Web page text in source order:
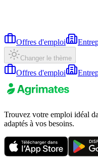
Offres d'emploi
Changer le thème
Offres d'emploi
Trouvez votre emploi idéal
adaptés à vos besoins.